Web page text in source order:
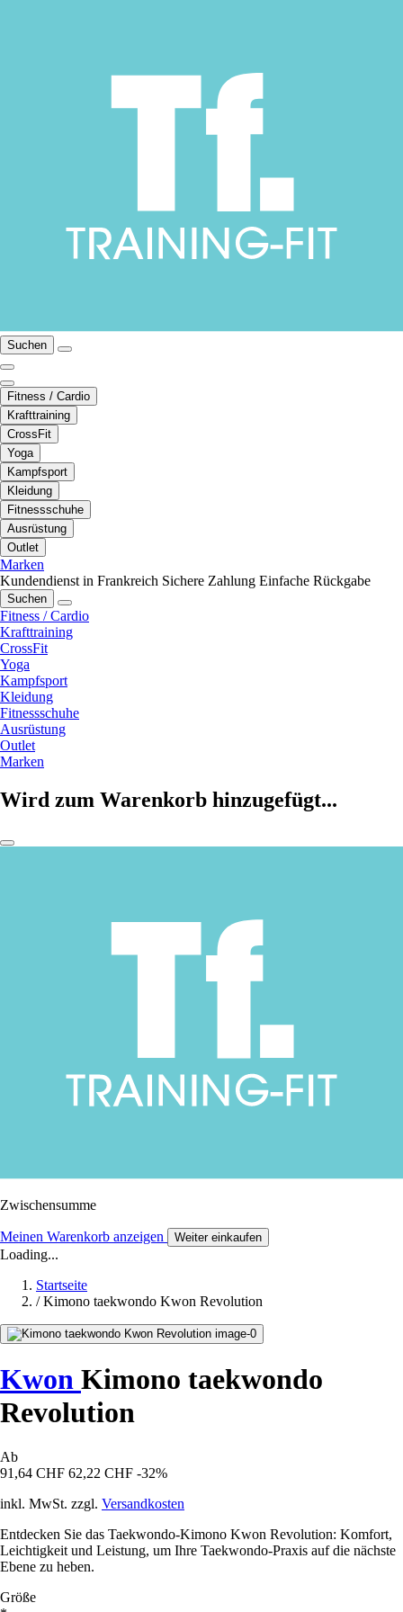
Suchen
Fitness / Cardio
Krafttraining
CrossFit
Yoga
Kampfsport
Kleidung
Fitnessschuhe
Ausrüstung
Outlet
Marken
Kundendienst in Frankreich Sichere Zahlung Einfache Rückgabe
Suchen
Fitness / Cardio
Krafttraining
CrossFit
Yoga
Kampfsport
Kleidung
Fitnessschuhe
Ausrüstung
Outlet
Marken
Wird zum Warenkorb hinzugefügt...
Zwischensumme
Meinen Warenkorb anzeigen Weiter einkaufen
Loading...
Startseite
/ Kimono taekwondo Kwon Revolution
Kwon Kimono taekwondo
Revolution
Ab
91,64 CHF 62,22 CHF -32%
inkl. MwSt. zzgl. Versandkosten
Entdecken Sie das Taekwondo-Kimono Kwon Revolution: Komfort,
Leichtigkeit und Leistung, um Ihre Taekwondo-Praxis auf die nächste
Ebene zu heben.
Größe